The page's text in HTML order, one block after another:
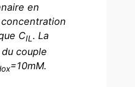
en
CIL. La
couple
=10mM.